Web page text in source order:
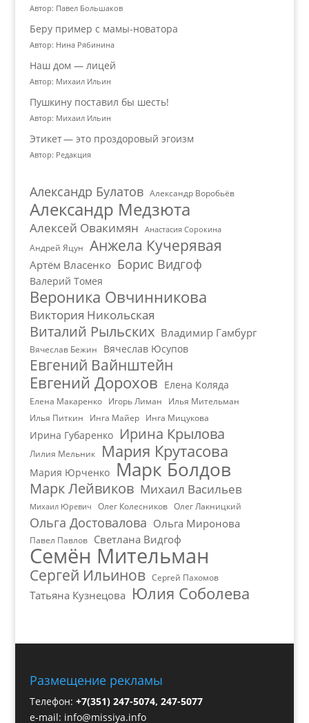
Автор: Павел Большаков
Беру пример с мамы-новатора
Автор: Нина Рябинина
Наш дом — лицей
Автор: Михаил Ильин
Пушкину поставил бы шесть!
Автор: Михаил Ильин
Этикет — это проздоровый эгоизм
Автор: Редакция
Александр Булатов Александр Воробьёв
Александр Медзюта
Алексей Овакимян Анастасия Сорокина
Андрей Яцун Анжела Кучерявая
Артём Власенко Борис Видгоф
Валерий Томея
Вероника Овчинникова
Виктория Никольская
Виталий Рыльских Владимир Гамбург
Вячеслав Бежин Вячеслав Юсупов
Евгений Вайнштейн
Евгений Дорохов Елена Коляда
Елена Макаренко Игорь Лиман
Илья Мительман
Илья Питкин
Инга Майер Инга Мицукова
Ирина Губаренко Ирина Крылова
Лилия Мельник Мария Крутасова
Мария Юрченко Марк Болдов
Марк Лейвиков Михаил Васильев
Михаил Юревич Олег Колесников Олег Лакницкий
Ольга Достовалова Ольга Миронова
Павел Павлов Светлана Видгоф
Семён Мительман
Сергей Ильинов Сергей Пахомов
Татьяна Кузнецова Юлия Соболева
Размещение рекламы
Телефон: +7(351) 247-5074, 247-5077
e-mail: info@missiya.info